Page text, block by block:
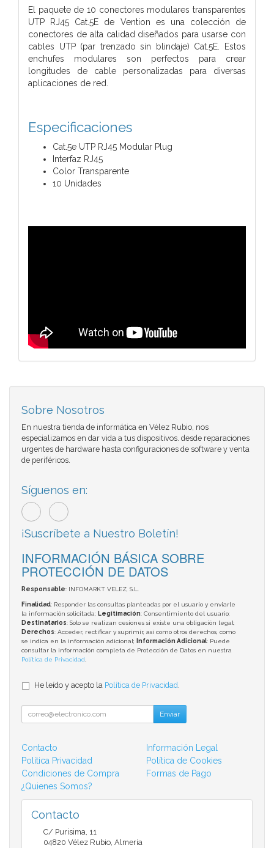
El paquete de 10 conectores modulares transparentes
UTP RJ45 Cat.5E de Vention es una colección de
conectores de alta calidad diseñados para usarse con
cables UTP (par trenzado sin blindaje) Cat.5E. Estos
enchufes modulares son perfectos para crear
longitudes de cable personalizadas para diversas
aplicaciones de red.
Especificaciones
Cat.5e UTP RJ45 Modular Plug
Interfaz RJ45
Color Transparente
10 Unidades
Sobre Nosotros
En nuestra tienda de informática en Vélez Rubio, nos
especializamos en dar vida a tus dispositivos. desde reparaciones
urgentes de hardware hasta configuraciones de software y venta
de periféricos.
Síguenos en:
¡Suscríbete a Nuestro Boletín!
INFORMACIÓN BÁSICA SOBRE
PROTECCIÓN DE DATOS
Responsable: INFOMARKT VELEZ, S.L.
Finalidad: Responder las consultas planteadas por el usuario y enviarle
la información solicitada; Legitimación: Consentimiento del usuario;
Destinatarios: Solo se realizan cesiones si existe una obligación legal;
Derechos: Acceder, rectificar y suprimir, así como otros derechos, como
se indica en la información adicional;
Información Adicional: Puede
consultar la información completa de Protección de Datos en nuestra
Política de Privacidad
He leído y acepto la Política de Privacidad
Enviar
Contacto
Información Legal
Política Privacidad
Política de Cookies
Condiciones de Compra
Formas de Pago
¿Quienes Somos?
Contacto
C/ Purisima, 11
04820 Vélez Rubio Almería